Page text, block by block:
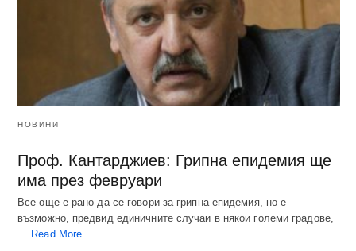
НОВИНИ
Проф. Кантарджиев: Грипна епидемия ще
има през февруари
Все още е рано да се говори за грипна епидемия, но е
възможно, предвид единичните случаи в някои големи градове,
… Read More